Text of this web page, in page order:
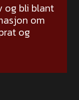
og bli blant
om
og